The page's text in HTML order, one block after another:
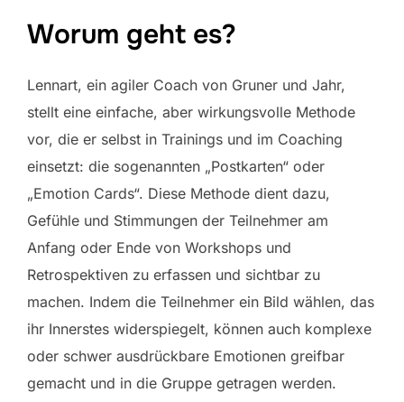
Worum geht es?
Lennart, ein agiler Coach von Gruner und Jahr,
stellt eine einfache, aber wirkungsvolle Methode
vor, die er selbst in Trainings und im Coaching
einsetzt: die sogenannten „Postkarten“ oder
„Emotion Cards“. Diese Methode dient dazu,
Gefühle und Stimmungen der Teilnehmer am
Anfang oder Ende von Workshops und
Retrospektiven zu erfassen und sichtbar zu
machen. Indem die Teilnehmer ein Bild wählen, das
ihr Innerstes widerspiegelt, können auch komplexe
oder schwer ausdrückbare Emotionen greifbar
gemacht und in die Gruppe getragen werden.